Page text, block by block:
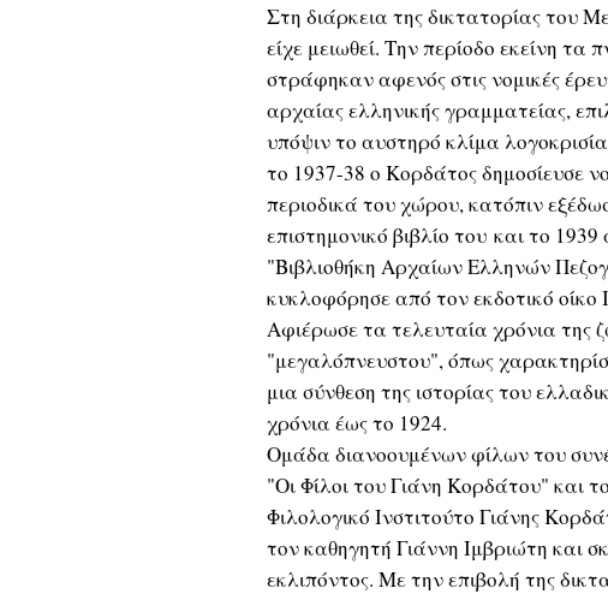
Στη διάρκεια της δικτατορίας του
είχε μειωθεί. Την περίοδο εκείνη
στράφηκαν αφενός στις νομικές
αρχαίας ελληνικής γραμματείας,
υπόψιν το αυστηρό κλίμα
το 1937-38 ο Κορδάτος δημοσίευσε
περιοδικά του χώρου, κατόπιν
επιστημονικό βιβλίο του και το
"Βιβλιοθήκη Αρχαίων Ελληνών
κυκλοφόρησε από τον εκδοτικό
Αφιέρωσε τα τελευταία χρόνια της
"μεγαλόπνευστου", όπως
μια σύνθεση της ιστορίας του
χρόνια έως το 1924.
Ομάδα διανοουμένων φίλων του
"Οι Φίλοι του Γιάνη Κορδάτου" και
Φιλολογικό Ινστιτούτο Γιάνης
τον καθηγητή Γιάννη Ιμβριώτη και
εκλιπόντος. Με την επιβολή της